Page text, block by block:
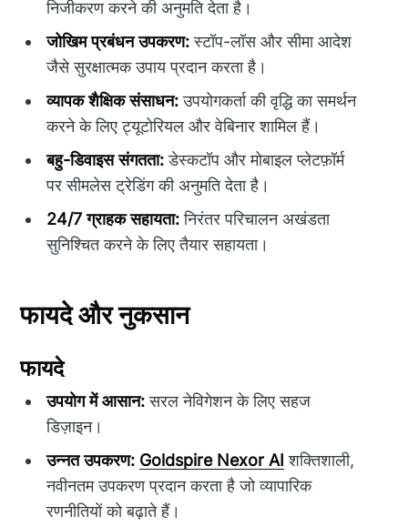
निजीकरण करने की अनुमति देता है।
जोखिम प्रबंधन उपकरण:स्टॉप-लॉस और सीमा आदेश
जैसे सुरक्षात्मक उपाय प्रदान करता है।
व्यापक शैक्षिक संसाधन:उपयोगकर्ता की वृद्धि का समर्थन
करने के लिए ट्यूटोरियल और वेबिनार शामिल हैं।
बहु-डिवाइस संगतता:डेस्कटॉप और मोबाइल प्लेटफ़ॉर्म
पर सीमलेस ट्रेडिंग की अनुमति देता है।
24/7 ग्राहक सहायता:निरंतर परिचालन अखंडता
सुनिश्चित करने के लिए तैयार सहायता।
फायदे और नुकसान
फायदे
उपयोग में आसान:सरल नेविगेशन के लिए सहज
डिज़ाइन।
उन्नत उपकरण: Goldspire Nexor AI शक्तिशाली,
नवीनतम उपकरण प्रदान करता है जो व्यापारिक
रणनीतियों को बढ़ाते हैं।